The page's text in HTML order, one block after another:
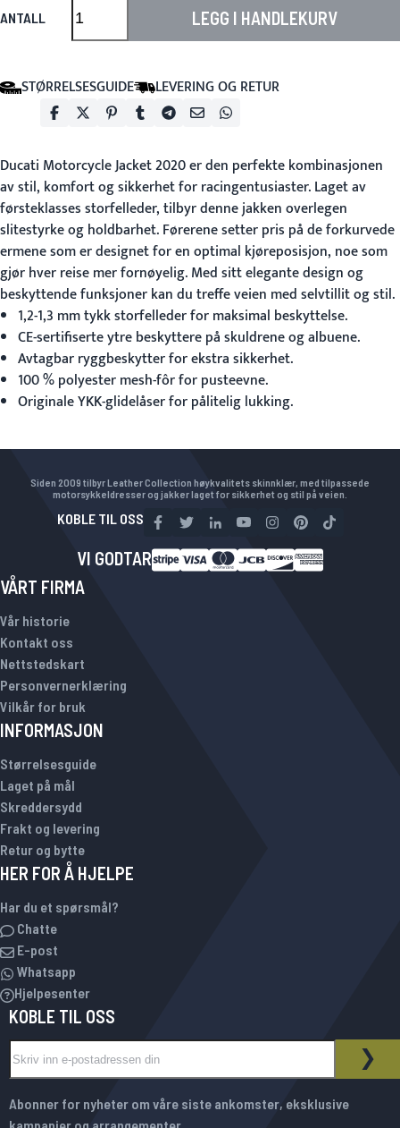
ANTALL LEGG I HANDLEKURV
STØRRELSESGUIDE LEVERING OG RETUR
Ducati Motorcycle Jacket 2020er den perfekte kombinasjonen
av stil, komfort og sikkerhet for racingentusiaster. Laget av
førsteklasses storfelleder, tilbyr denne jakken overlegen
slitestyrke og holdbarhet. Førerene setter pris på de forkurvede
ermene som er designet for en optimal kjøreposisjon, noe som
gjør hver reise mer fornøyelig. Med sitt elegante design og
beskyttende funksjoner kan du treffe veien med selvtillit og stil.
1,2-1,3 mm tykk storfelleder for maksimal beskyttelse.
CE-sertifiserte ytre beskyttere på skuldrene og albuene.
Avtagbar ryggbeskytter for ekstra sikkerhet.
100 % polyester mesh-fôr for pusteevne.
Originale YKK-glidelåser for pålitelig lukking.
Siden 2009 tilbyr Leather Collection høykvalitets skinnklær, med tilpassede
motorsykkeldresser og jakker laget for sikkerhet og stil på veien.
KOBLE TIL OSS
VI GODTAR
VÅRT FIRMA
Vår historie
Kontakt oss
Nettstedskart
Personvernerklæring
Vilkår for bruk
INFORMASJON
Størrelsesguide
Laget på mål
Skreddersydd
Frakt og levering
Retur og bytte
HER FOR Å HJELPE
Har du et spørsmål?
Chatte
E-post
Whatsapp
Hjelpesenter
KOBLE TIL OSS
NYHETSBREV
Abonner for nyheter om våre siste ankomster, eksklusive